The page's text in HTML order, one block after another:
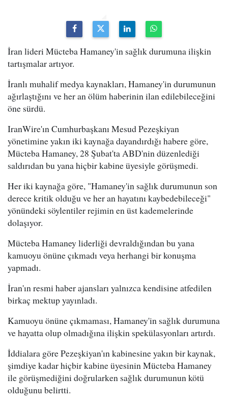
İran lideri Mücteba Hamaney'in sağlık durumuna ilişkin
tartışmalar artıyor.
İranlı muhalif medya kaynakları, Hamaney'in durumunun
ağırlaştığını ve her an ölüm haberinin ilan edilebileceğini
öne sürdü.
IranWire'ın Cumhurbaşkanı Mesud Pezeşkiyan
yönetimine yakın iki kaynağa dayandırdığı habere göre,
Mücteba Hamaney, 28 Şubat'ta ABD'nin düzenlediği
saldırıdan bu yana hiçbir kabine üyesiyle görüşmedi.
Her iki kaynağa göre, "Hamaney'in sağlık durumunun son
derece kritik olduğu ve her an hayatını kaybedebileceği"
yönündeki söylentiler rejimin en üst kademelerinde
dolaşıyor.
Mücteba Hamaney liderliği devraldığından bu yana
kamuoyu önüne çıkmadı veya herhangi bir konuşma
yapmadı.
İran'ın resmi haber ajansları yalnızca kendisine atfedilen
birkaç mektup yayınladı.
Kamuoyu önüne çıkmaması, Hamaney'in sağlık durumuna
ve hayatta olup olmadığına ilişkin spekülasyonları artırdı.
İddialara göre Pezeşkiyan'ın kabinesine yakın bir kaynak,
şimdiye kadar hiçbir kabine üyesinin Mücteba Hamaney
ile görüşmediğini doğrularken sağlık durumunun kötü
olduğunu belirtti.